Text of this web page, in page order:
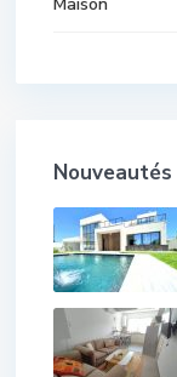
Nouveautés